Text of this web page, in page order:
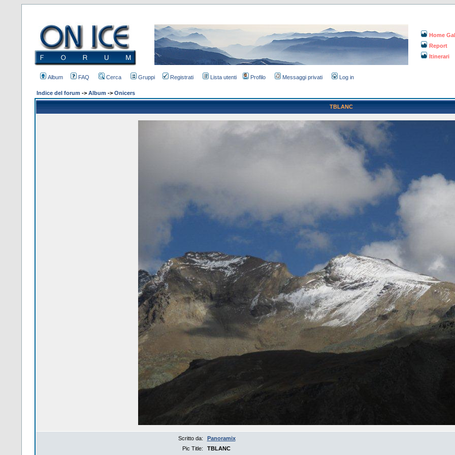
Home
Report
Itinerari
Album FAQ Cerca Gruppi Registrati Lista utenti Profilo Messaggi privati Log in
Indice del forum -> Album -> Onicers
TBLANC
Scritto da:
Panoramix
Pic Title:
TBLANC